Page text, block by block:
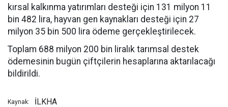
kırsal kalkınma yatırımları desteği için 131 milyon 11
bin 482 lira, hayvan gen kaynakları desteği için 27
milyon 35 bin 500 lira ödeme gerçekleştirilecek.
Toplam 688 milyon 200 bin liralık tarımsal destek
ödemesinin bugün çiftçilerin hesaplarına aktarılacağı
bildirildi.
Kaynak: İLKHA